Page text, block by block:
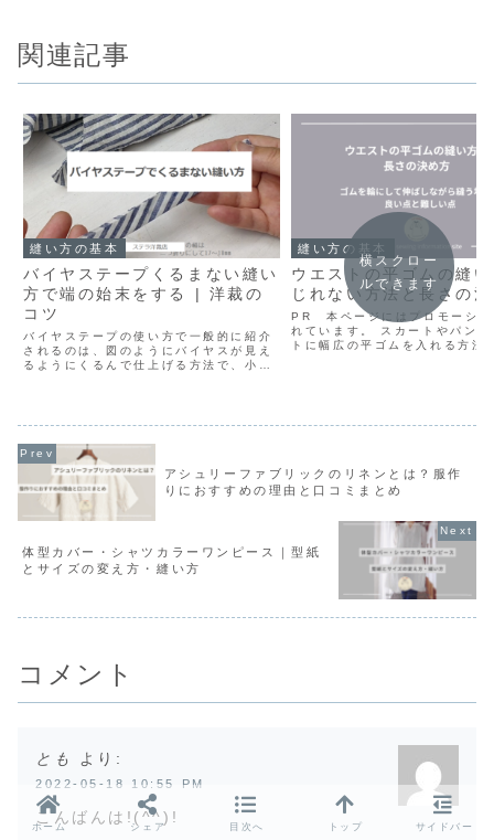
関連記事
縫い方の基本
バイヤステープくるまない縫い
方で端の始末をする | 洋裁の
コツ
バイヤステープの使い方で一般的に紹介
されるのは、図のようにバイヤスが見え
るようにくるんで仕上げる方法で、小物
縫い方の基本
ウエストの平ゴムの縫
じれない方法と長さの
PR 本ページにはプロモーショ
れています。 スカートやパンツ
トに幅広の平ゴムを入れる方法
横スクロー
ルできます
アシュリーファブリックのリネンとは？服作
りにおすすめの理由と口コミまとめ
体型カバー・シャツカラーワンピース｜型紙
とサイズの変え方・縫い方
コメント
とも より:
2022-05-18 10:55 PM
こんばんは!(^^)!
ホーム シェア 目次へ トップ サイドバー